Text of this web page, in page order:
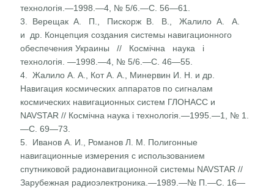
технологія.—1998.—4, № 5/6.—С. 56—61.
3. Верещак А. П., Пискорж В. В., Жалило А. А.
и др. Концепция создания системы навигационного
обеспечения Украины // Космічна наука і
технологія. —1998.—4, № 5/6.—С. 46—55.
4. Жалило А. А., Кот А. А., Минервин И. Н. и др.
Навигация космических аппаратов по сигналам
космических навига­ционных систем ГЛОНАСС и
NAVSTAR // Космічна наука і технологія.—1995.—1, № 1.
—С. 69—73.
5. Иванов А. И., Романов Л. М. Полигонные
навигационные измерения с использованием
спутниковой радионавигаци­онной системы NAVSTAR //
Зарубежная радиоэлектрони­ка.—1989.—№ П.—С. 16—